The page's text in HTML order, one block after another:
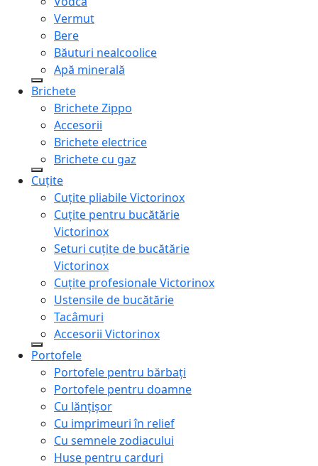
Vermut
Bere
Băuturi nealcoolice
Apă minerală
Brichete
Brichete Zippo
Accesorii
Brichete electrice
Brichete cu gaz
Cuțite
Cuțite pliabile Victorinox
Cuțite pentru bucătărie
Victorinox
Seturi cuțite de bucătărie
Victorinox
Cuțite profesionale Victorinox
Ustensile de bucătărie
Tacâmuri
Accesorii Victorinox
Portofele
Portofele pentru bărbați
Portofele pentru doamne
Cu lănțișor
Cu imprimeuri în relief
Cu semnele zodiacului
Huse pentru carduri